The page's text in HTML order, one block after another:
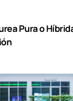
Pura o